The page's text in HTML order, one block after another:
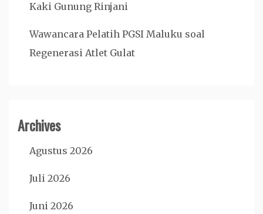
Kaki Gunung Rinjani
Wawancara Pelatih PGSI Maluku soal
Regenerasi Atlet Gulat
Archives
Agustus 2026
Juli 2026
Juni 2026